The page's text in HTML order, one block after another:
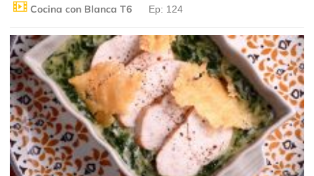
Cocina con Blanca T6 Ep: 124